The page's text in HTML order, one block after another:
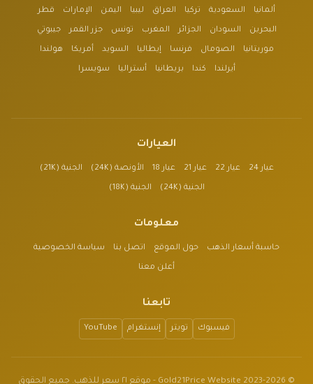
ألمانيا السعودية تركيا العراق ليبيا اليمن الإمارات قطر
البحرين السودان الجزائر المغرب تونس جزر القمر جيبوتي
موريتانيا الصومال فرنسا إيطاليا السويد أمريكا هولندا
أيرلندا كندا بريطانيا أستراليا سويسرا
العيارات
عيار 24 عيار 22 عيار 21 عيار 18 الأونصة (24K) الجنية (21K)
الجنية (24K) الجنية (18K)
معلومات
حاسبة أسعار الذهب حول الموقع اتصل بنا سياسة الخصوصية
أعلن معنا
تابعنا
فيسبوك تويتر إنستغرام YouTube
© 2023-2026 Gold21Price Website - موقع ٢١ سعر للذهب. جميع الحقوق